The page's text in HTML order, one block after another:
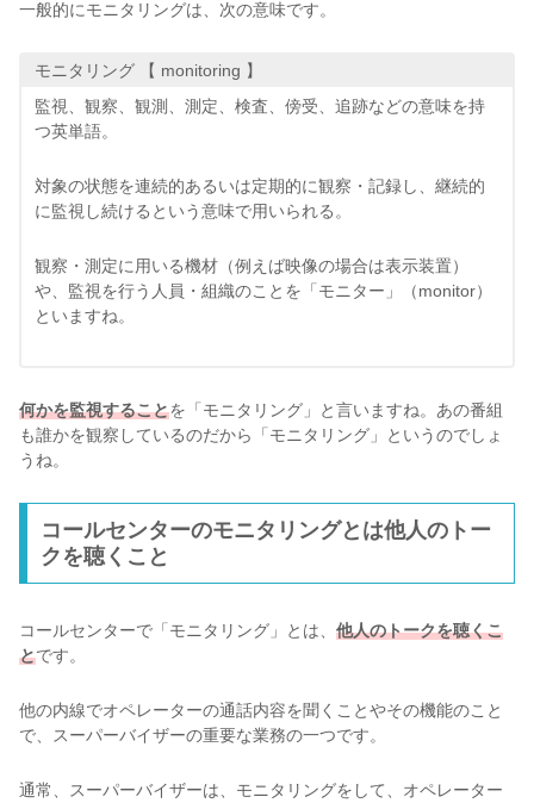
一般的にモニタリングは、次の意味です。
モニタリング 【 monitoring 】
監視、観察、観測、測定、検査、傍受、追跡などの意味を持
つ英単語。
対象の状態を連続的あるいは定期的に観察・記録し、継続的
に監視し続けるという意味で用いられる。
観察・測定に用いる機材（例えば映像の場合は表示装置）
や、監視を行う人員・組織のことを「モニター」（monitor）
といますね。
何かを監視することを「モニタリング」と言いますね。あの番組
も誰かを観察しているのだから「モニタリング」というのでしょ
うね。
コールセンターのモニタリングとは他人のトー
クを聴くこと
コールセンターで「モニタリング」とは、 他人のトークを聴くこ
とです。
他の内線でオペレーターの通話内容を聞くことやその機能のこと
で、スーパーバイザーの重要な業務の一つです。
通常、スーパーバイザーは、モニタリングをして、オペレーター